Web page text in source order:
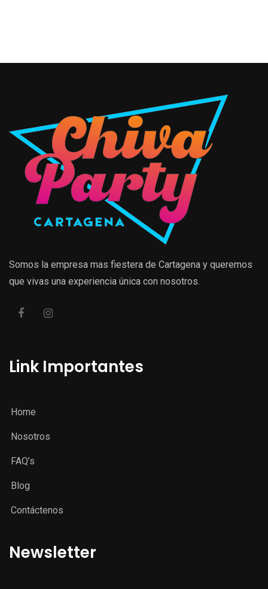
Somos la empresa mas fiestera de Cartagena y queremos
que vivas una experiencia única con nosotros.
Link Importantes
Home
Nosotros
FAQ’s
Blog
Contáctenos
Newsletter